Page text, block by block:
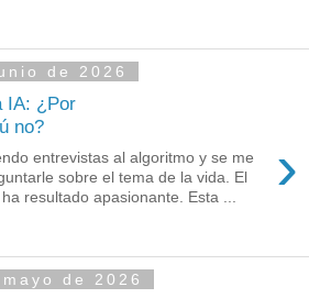
de 2026
IA: ¿Por
no?
›
entrevistas al algoritmo y se me
sobre el tema de la vida. El
resultado apasionante. Esta ...
de 2026